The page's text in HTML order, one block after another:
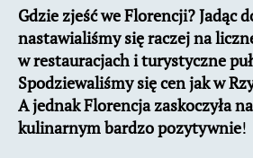
Gdzie zjeść we Florencji? Jadąc
nastawialiśmy się raczej na
w restauracjach i turystyczne
Spodziewaliśmy się cen jak w
A jednak Florencja zaskoczyła
kulinarnym bardzo pozytywnie!